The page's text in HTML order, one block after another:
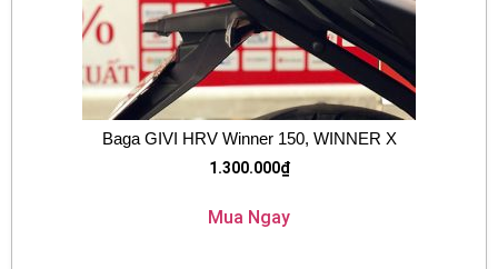
Baga GIVI HRV Winner 150, WINNER X
1.300.000₫
Mua Ngay